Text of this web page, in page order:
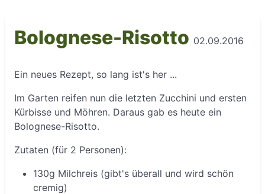
Bolognese-Risotto 02.09.2016
Ein neues Rezept, so lang ist's her ...
Im Garten reifen nun die letzten Zucchini und ersten
Kürbisse und Möhren. Daraus gab es heute ein
Bolognese-Risotto.
Zutaten (für 2 Personen):
130g Milchreis (gibt's überall und wird schön
cremig)